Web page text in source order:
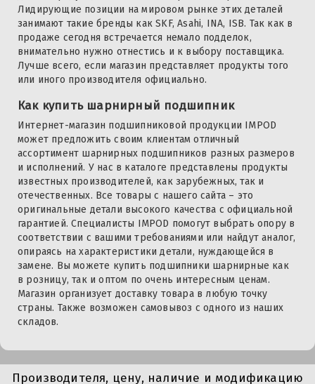
Лидирующие позиции на мировом рынке этих деталей
занимают такие бренды как SKF, Asahi, INA, ISB. Так как в
продаже сегодня встречается немало подделок,
внимательно нужно отнестись и к выбору поставщика.
Лучше всего, если магазин представляет продукты того
или иного производителя официально.
Как купить шарнирный подшипник
Интернет-магазин подшипниковой продукции IMPOD
может предложить своим клиентам отличный
ассортимент шарнирных подшипников разных размеров
и исполнений. У нас в каталоге представлены продукты
известных производителей, как зарубежных, так и
отечественных. Все товары с нашего сайта – это
оригинальные детали высокого качества с официальной
гарантией. Специалисты IMPOD помогут выбрать опору в
соответствии с вашими требованиями или найдут аналог,
опираясь на характеристики детали, нуждающейся в
замене. Вы можете купить подшипники шарнирные как
в розницу, так и оптом по очень интересным ценам.
Магазин организует доставку товара в любую точку
страны. Также возможен самовывоз с одного из наших
складов.
Производителя, цену, наличие и модификацию